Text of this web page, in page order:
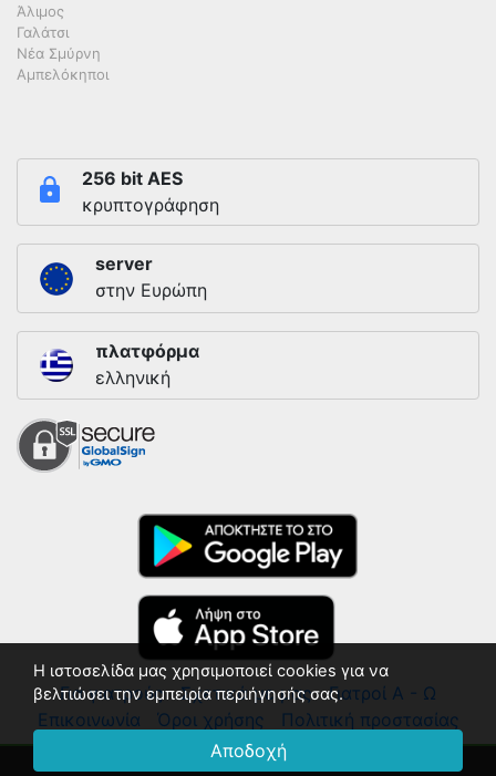
Άλιμος
Γαλάτσι
Νέα Σμύρνη
Αμπελόκηποι
256 bit AES
κρυπτογράφηση
server
στην Ευρώπη
πλατφόρμα
ελληνική
Για γιατρούς Σχετικά με μας
Γιατροί Α - Ω
Επικοινωνία
Όροι χρήσης Πολιτική προστασίας
© 2018 - 2026 ΛΙΣΤΑ ΓΙΑΤΡΩΝ
Η ιστοσελίδα μας χρησιμοποιεί cookies για να
βελτιώσει την εμπειρία περιήγησής σας.
Αποδοχή